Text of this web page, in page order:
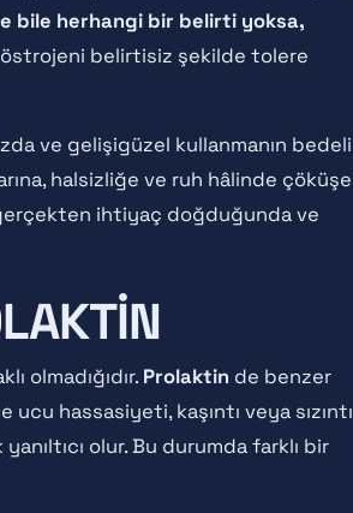
bile herhangi bir belirti yoksa,
belirtisiz şekilde tolere
ve gelişigüzel kullanmanın bedeli
halsizliğe ve ruh hâlinde çöküşe
ihtiyaç doğduğunda ve
olmadığıdır. Prolaktin de benzer
hassasiyeti, kaşıntı veya sızıntı
olur. Bu durumda farklı bir